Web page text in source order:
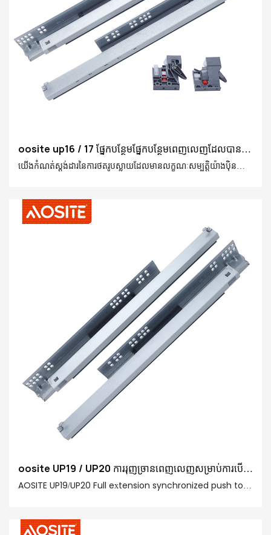
oosite up16 / 17 ផ្នែកបន្ថែមផ្នែកបន្ថែមពេញលេញដែលបាន
ធ្វើសមកាលកម្មស្លាយស្លាយ (ជាមួយចំណុចទាញ)
យើងកំណត់ស្តង់ដារនៃការថតរូបស្លាយដែលមានលក្ខណៈសម្បត្តិយ៉ាងប៉ិន
ដែលបានជ្រើសរើសយ៉ាងប្រុងប្រយ័ត្នដើម្បីនាំមកជូនអ្នកនូវបទពិសោធន៍រលូន
ដែលមិនធ្លាប់មានពីមុនមក។ យើងប្រើព័ត៌មានលម្អិតដើម្បីកែលម្អគុណភាព
និងបើកយុគសម័យថ្មីនៃការផ្ទុករបស់ Smart Set សម្រាប់អ្នក
oosite UP19 / UP20 ការរុញច្រានពេញលេញសម្រាប់ការបើក
ការថតរូបនៅជាន់ក្រោម (ដោយប្រើចំណុចទាញ)
AOSITE UP19/UP20 Full extension synchronized push to
materials, innovative design and convenient functions,